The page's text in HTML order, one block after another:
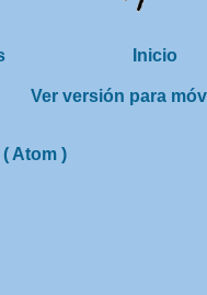
Inicio
Ver versión para
Atom )